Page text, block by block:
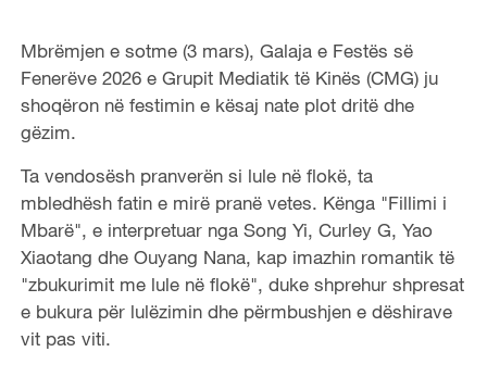
a
y
V
i
d
e
o
Mbrëmjen e sotme (3 mars), Galaja e Festës së
Fenerëve 2026 e Grupit Mediatik të Kinës (CMG) ju
shoqëron në festimin e kësaj nate plot dritë dhe
gëzim.
Ta vendosësh pranverën si lule në flokë, ta
mbledhësh fatin e mirë pranë vetes. Kënga "Fillimi i
Mbarë", e interpretuar nga Song Yi, Curley G, Yao
Xiaotang dhe Ouyang Nana, kap imazhin romantik të
"zbukurimit me lule në flokë", duke shprehur shpresat
e bukura për lulëzimin dhe përmbushjen e dëshirave
vit pas viti.